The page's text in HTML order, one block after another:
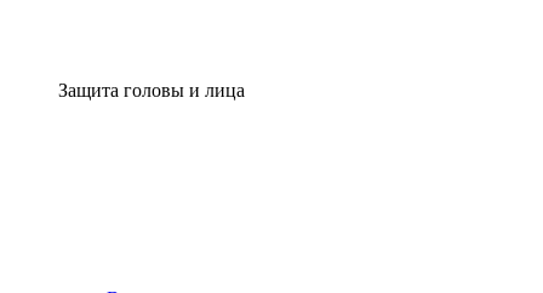
Защита головы и лица